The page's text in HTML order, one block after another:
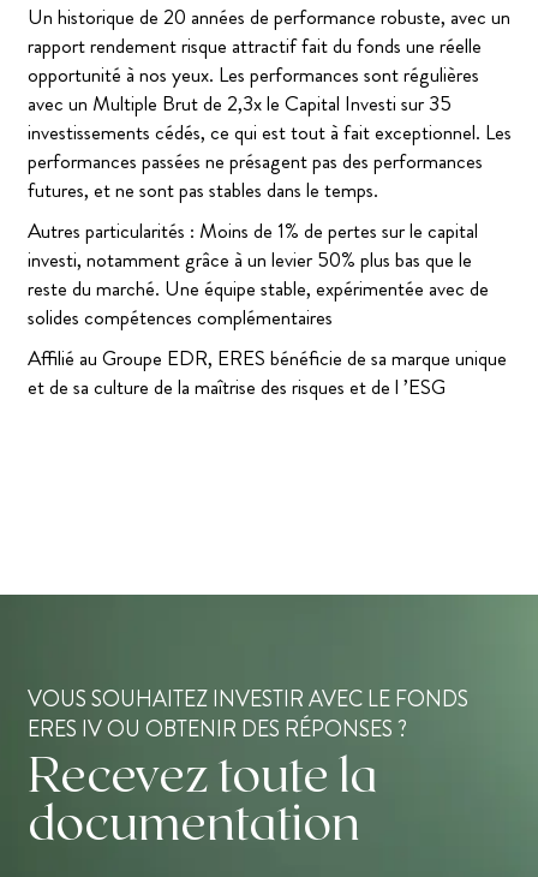
Un historique de 20 années de performance robuste, avec un
rapport rendement risque attractif fait du fonds une réelle
opportunité à nos yeux. Les performances sont régulières
avec un Multiple Brut de 2,3x le Capital Investi sur 35
investissements cédés, ce qui est tout à fait exceptionnel. Les
performances passées ne présagent pas des performances
futures, et ne sont pas stables dans le temps.
Autres particularités : Moins de 1% de pertes sur le capital
investi, notamment grâce à un levier 50% plus bas que le
reste du marché. Une équipe stable, expérimentée avec de
solides compétences complémentaires
Affilié au Groupe EDR, ERES bénéficie de sa marque unique
et de sa culture de la maîtrise des risques et de l ’ESG
VOUS SOUHAITEZ INVESTIR AVEC LE FONDS
ERES IV OU OBTENIR DES RÉPONSES ?
Recevez toute la
documentation